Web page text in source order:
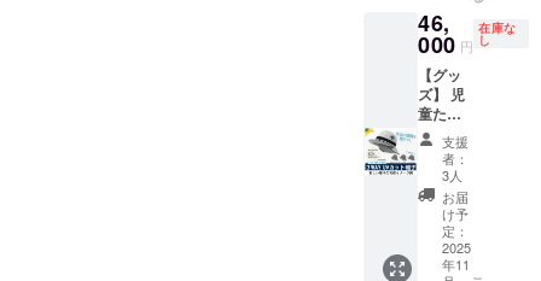
手数で
すが，
郵便番
号，住
所，氏
名，電
話番号
の入力
をお願
いしま
す。
46,
000 円
在庫な
し
【グッ
ズ】 児
童たち
の意見
を聞い
てデザ
インし
た「簡
易ヘル
メット
機能が
支援
者：
3人
お届
け予
定：
2025
年11